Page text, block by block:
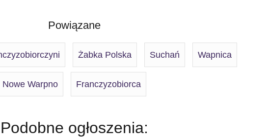
Powiązane
Żabka Polska Suchań Wapnica
Nowe Warpno Franczyzobiorca
Podobne ogłoszenia: